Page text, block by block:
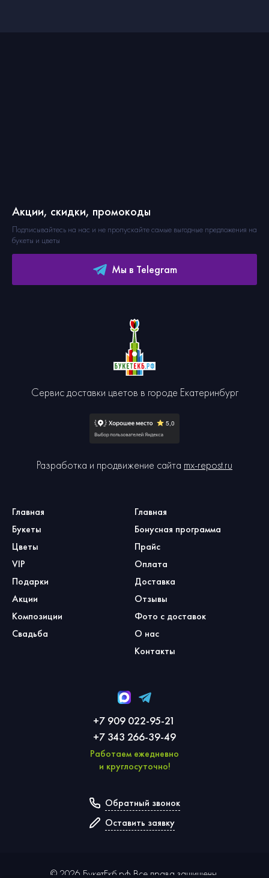
Главная
Букеты
Цветы
VIP
Подарки
Акции
Композиции
Свадьба
Главная
Бонусная программа
Прайс
Оплата
Доставка
Отзывы
Фото с доставок
О нас
Контакты
Сервис доставки цветов в городе Екатеринбург
Разработка и продвижение сайта mx-repost.ru
Акции, скидки, промокоды
Подписывайтесь на нас и не пропускайте самые выгодные предложения на
букеты и цветы
Мы в Telegram
+7 909 022-95-21
+7 343 266-39-49
Работаем ежедневно
и круглосуточно!
Обратный звонок
Оставить заявку
© 2026 БукетЕкб.рф Все права защищены.